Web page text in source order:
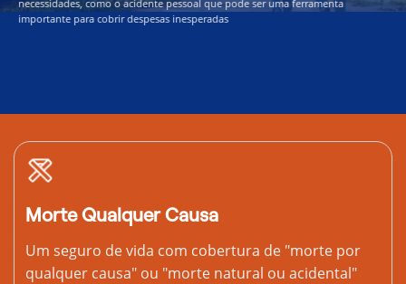
necessidades, como o acidente pessoal que pode ser uma ferramenta
importante para cobrir despesas inesperadas
Morte Qualquer Causa
Um seguro de vida com cobertura de "morte por
qualquer causa" ou "morte natural ou acidental"